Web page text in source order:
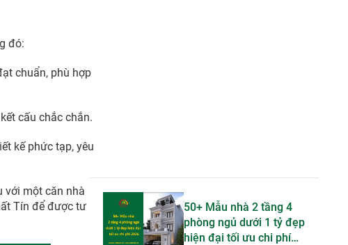
đó:
chuẩn, phù hợp
cấu chắc chắn.
kế phức tạp, yêu
với một căn nhà
Tín để được tư
50+ Mẫu nhà 2 tầng 4
phòng ngủ dưới 1 tỷ đẹp
hiện đại tối ưu chi phí